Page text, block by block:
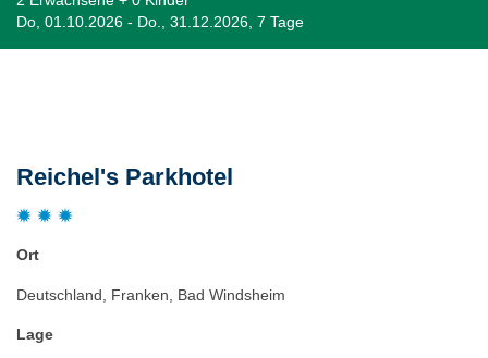
Do, 01.10.2026 - Do., 31.12.2026, 7 Tage
Reichel's Parkhotel
Ort
Deutschland, Franken, Bad Windsheim
Lage